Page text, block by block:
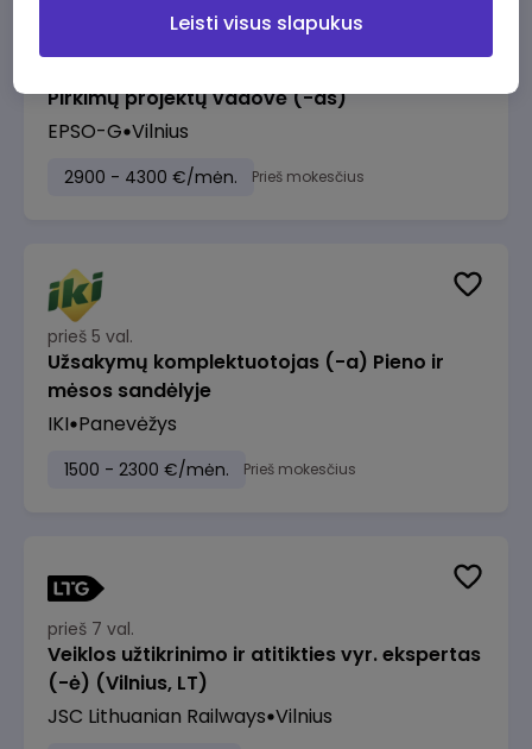
Pirkimų projektų vadovė (-as)
EPSO-G Vilnius
2900 - 4300 €/mėn. Prieš mokesčius
prieš 5 val.
Užsakymų komplektuotojas (-a) Pieno ir
mėsos sandėlyje
IKI Panevėžys
1500 - 2300 €/mėn. Prieš mokesčius
prieš 7 val.
Veiklos užtikrinimo ir atitikties vyr. ekspertas
(-ė) (Vilnius, LT)
JSC Lithuanian Railways Vilnius
Leisti visus slapukus